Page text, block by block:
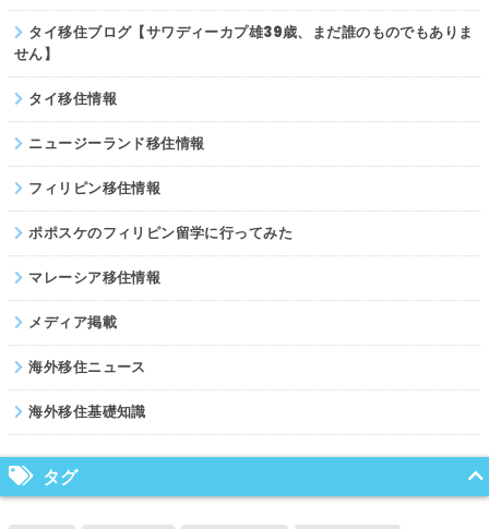
タイ移住ブログ【サワディーカプ雄39歳、まだ誰のものでもありま
せん】
タイ移住情報
ニュージーランド移住情報
フィリピン移住情報
ポポスケのフィリピン留学に行ってみた
マレーシア移住情報
メディア掲載
海外移住ニュース
海外移住基礎知識
タグ